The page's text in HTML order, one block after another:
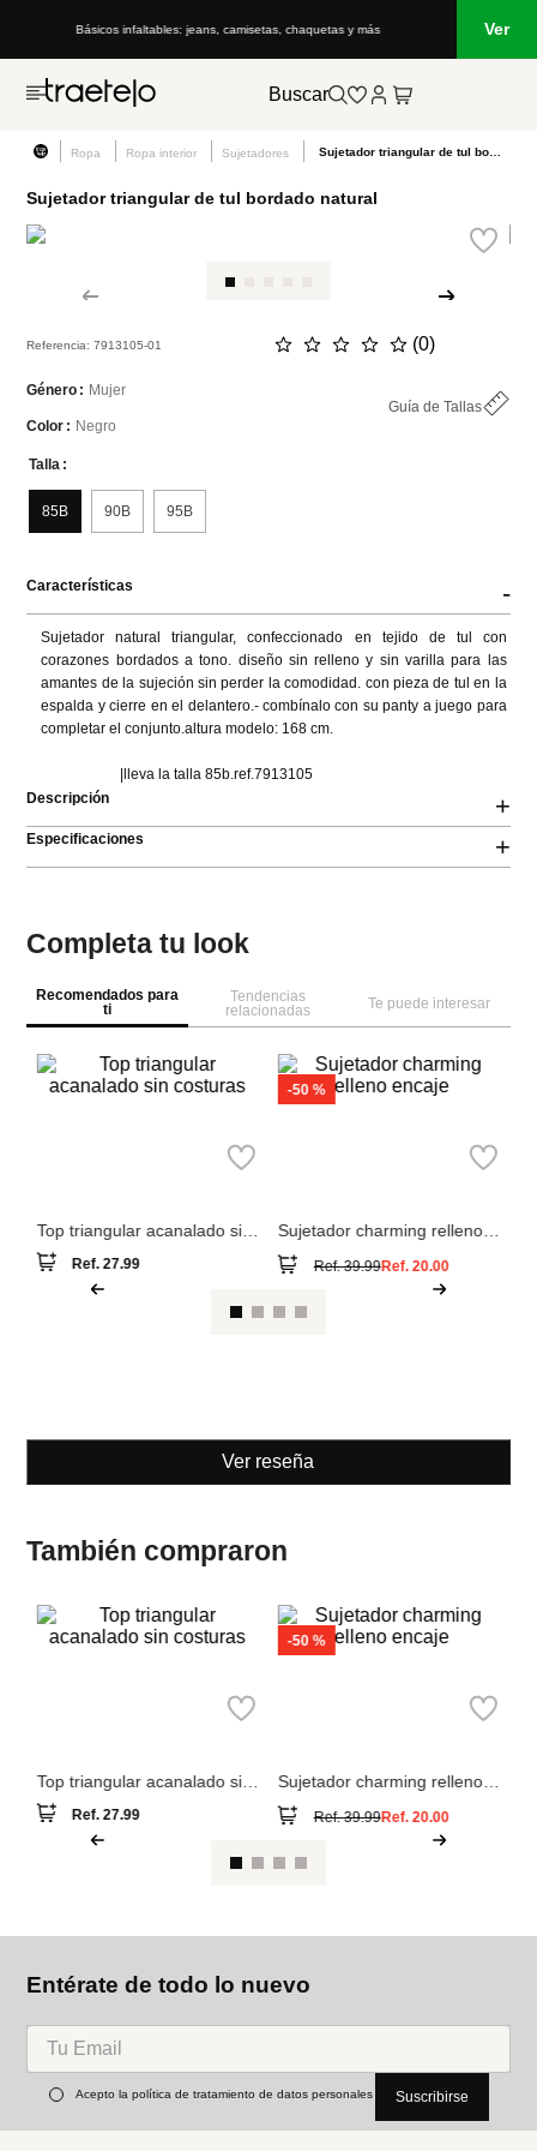
Básicos infaltables: jeans, camisetas, chaquetas y más Ver
Buscar
Ropa Ropa interior Sujetadores
Sujetador triangular de tul bordado natural
Referencia:7913105-01 ☆ ☆ ☆ ☆ ☆ (0)
Género
Mujer
Guía de Tallas
Color
Negro
Talla
85B 90B 95B
Características -
Sujetador natural triangular, confeccionado en tejido de tul con
corazones bordados a tono. diseño sin relleno y sin varilla para las
amantes de la sujeción sin perder la comodidad. con pieza de tul en la
espalda y cierre en el delantero.- combínalo con su panty a juego para
completar el conjunto.altura modelo: 168 cm.
                      |lleva la talla 85b.ref.7913105
Descripción
+
Especificaciones +
Completa tu look
Recomendados para
ti
Tendencias
relacionadas
Te puede interesar
Top triangular acanalado sin
costuras
Ref.27.99
-50 %
Sujetador charming relleno
Ref.39.99Ref.20.00
Ver reseña
También compraron
Top triangular acanalado sin
costuras
Ref.27.99
-50 %
Sujetador charming relleno
Ref.39.99Ref.20.00
Entérate de todo lo nuevo
Acepto la política de tratamiento de datos personales Suscribirse